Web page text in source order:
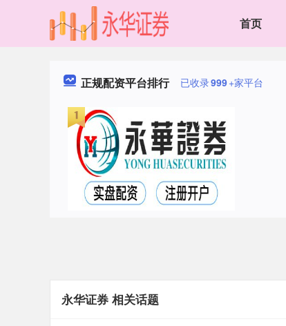
首页
正规配资平台排行 已收录999+家平台
永华证券 相关话题